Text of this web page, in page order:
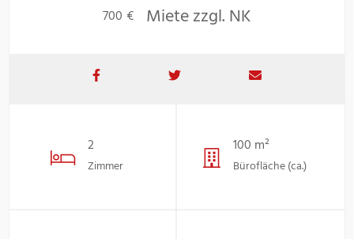
700 € Miete zzgl. NK
2
Zimmer
100 m²
Bürofläche (ca.)